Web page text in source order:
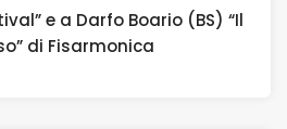
e a Darfo Boario (BS) “Il
di Fisarmonica